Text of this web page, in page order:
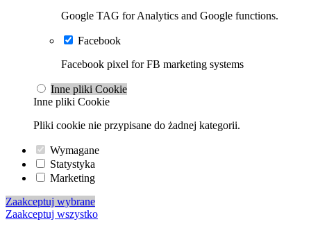
Google TAG for Analytics and Google functions.
Facebook
Facebook pixel for FB marketing systems
Inne pliki Cookie
Inne pliki Cookie
Pliki cookie nie przypisane do żadnej kategorii.
Wymagane
Statystyka
Marketing
Zaakceptuj wybrane
Zaakceptuj wszystko